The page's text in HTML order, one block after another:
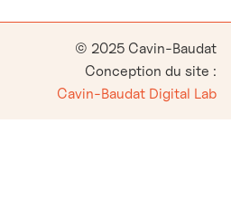
© 2025 Cavin-Baudat
Conception du site :
Cavin-Baudat Digital Lab